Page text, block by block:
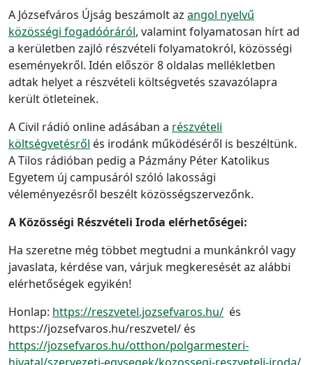
A Józsefváros Újság beszámolt az angol nyelvű
közösségi fogadóóráról, valamint folyamatosan hírt ad
a kerületben zajló részvételi folyamatokról, közösségi
eseményekről. Idén először 8 oldalas mellékletben
adtak helyet a részvételi költségvetés szavazólapra
került ötleteinek.
A Civil rádió online adásában a részvételi
költségvetésről és irodánk működéséről is beszéltünk.
A Tilos rádióban pedig a Pázmány Péter Katolikus
Egyetem új campusáról szóló lakossági
véleményezésről beszélt közösségszervezőnk.
A Közösségi Részvételi Iroda elérhetőségei:
Ha szeretne még többet megtudni a munkánkról vagy
javaslata, kérdése van, várjuk megkeresését az alábbi
elérhetőségek egyikén!
Honlap: https://reszvetel.jozsefvaros.hu/ és
https://jozsefvaros.hu/reszvetel/ és
https://jozsefvaros.hu/otthon/polgarmesteri-